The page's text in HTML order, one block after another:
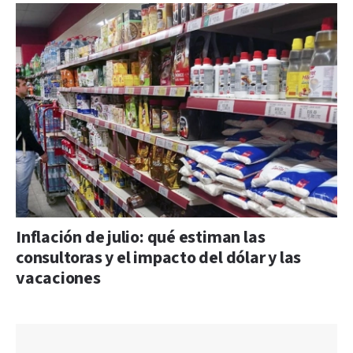
Inflación de julio: qué estiman las
consultoras y el impacto del dólar y las
vacaciones